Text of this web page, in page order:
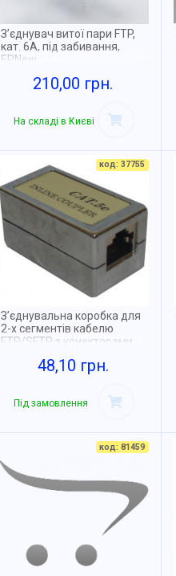
З’єднувач витої пари FTP,
кат. 6А, під забивання,
EPNew
210,00 грн.
На складі в Києві
код: 37755
З’єднувальна коробка для
2-х сегментів кабелю
FTP/SFTP з конекторами
48,10 грн.
Під замовлення
код: 81459